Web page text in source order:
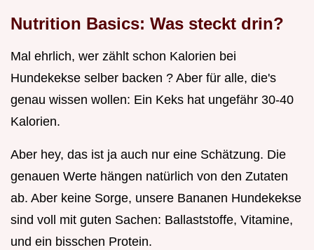
Nutrition Basics: Was steckt drin?
Mal ehrlich, wer zählt schon Kalorien bei
Hundekekse selber backen ? Aber für alle, die's
genau wissen wollen: Ein Keks hat ungefähr 30-40
Kalorien.
Aber hey, das ist ja auch nur eine Schätzung. Die
genauen Werte hängen natürlich von den Zutaten
ab. Aber keine Sorge, unsere Bananen Hundekekse
sind voll mit guten Sachen: Ballaststoffe, Vitamine,
und ein bisschen Protein.